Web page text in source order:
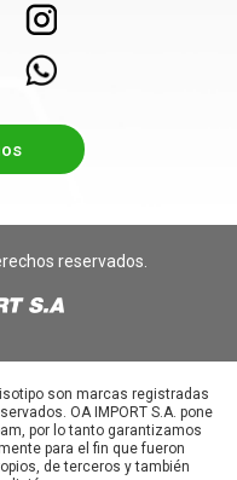
reservados.
isotipo son marcas registradas
OA IMPORT S.A. pone
por lo tanto garantizamos
para el fin que fueron
de terceros y también